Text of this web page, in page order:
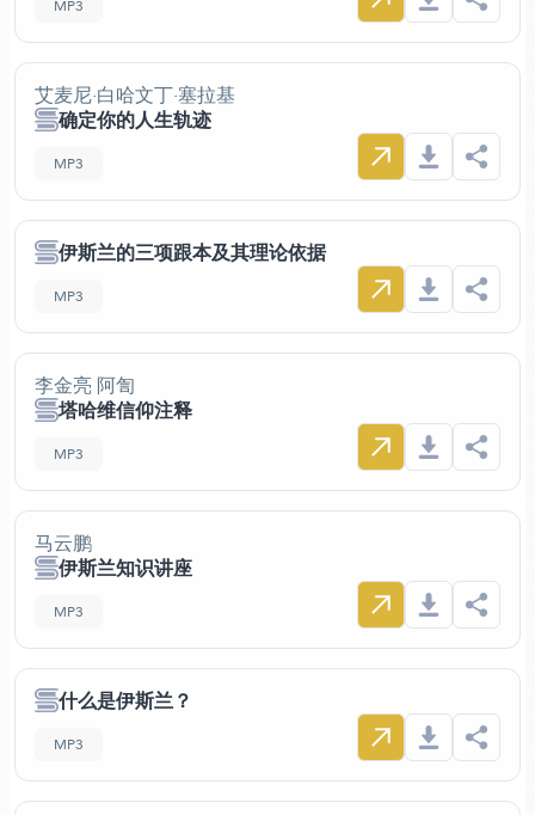
MP3
艾麦尼·白哈文丁·塞拉基
确定你的人生轨迹
MP3
伊斯兰的三项跟本及其理论依据
MP3
李金亮 阿訇
塔哈维信仰注释
MP3
马云鹏
伊斯兰知识讲座
MP3
什么是伊斯兰？
MP3